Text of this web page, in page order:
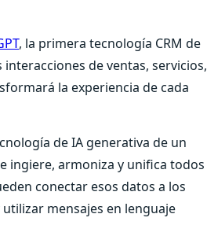
, la primera tecnología CRM de
de ventas, servicios,
la experiencia de cada
de IA generativa de un
ingiere, armoniza y unifica todos
conectar esos datos a los
mensajes en lenguaje